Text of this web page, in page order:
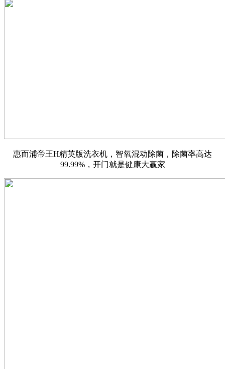
惠而浦帝王H精英版洗衣机，智氧混动除菌，除菌率高达
99.99%，开门就是健康大赢家